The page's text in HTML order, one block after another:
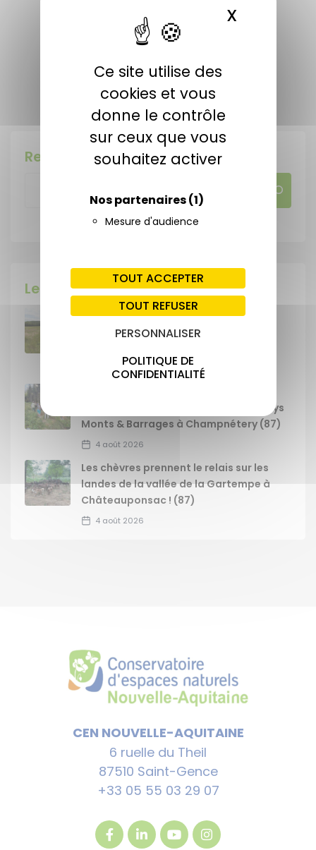
Ce site utilise des
cookies et vous
donne le contrôle
sur ceux que vous
souhaitez activer
Nos partenaires(1)
Mesure d'audience
TOUT ACCEPTER
TOUT REFUSER
PERSONNALISER
POLITIQUE DE
CONFIDENTIALITÉ
X
PARTAGER CETTE ACTUALITÉ
Publiée le 5 février 2025
Rechercher
Les dernières actu !
Signature des premières ORE sur une
superficie de 62 ha, dans le
4 août 2026
zones humides auprès des élus du Pays
Monts & Barrages à Champnétery (87)
4 août 2026
Les chèvres prennent le relais sur les
landes de la vallée de la Gartempe à
Châteauponsac ! (87)
4 août 2026
CEN NOUVELLE-AQUITAINE
6 ruelle du Theil
87510 Saint-Gence
+33 05 55 03 29 07